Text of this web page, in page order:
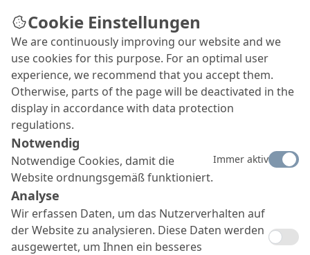
Karriere
Mitarbeiter mit Kopf, Herz und der richtigen
Motivation sind bei MC stets in allen Bereichen des
Unternehmens willkommen.
Cookie Einstellungen
We are continuously improving our website and we
use cookies for this purpose. For an optimal user
experience, we recommend that you accept them.
Otherwise, parts of the page will be deactivated in the
display in accordance with data protection
regulations.
Notwendig
Notwendige Cookies, damit die
Website ordnungsgemäß funktioniert.
Immer aktiv
Analyse
Wir erfassen Daten, um das Nutzerverhalten auf
der Website zu analysieren. Diese Daten werden
ausgewertet, um Ihnen ein besseres